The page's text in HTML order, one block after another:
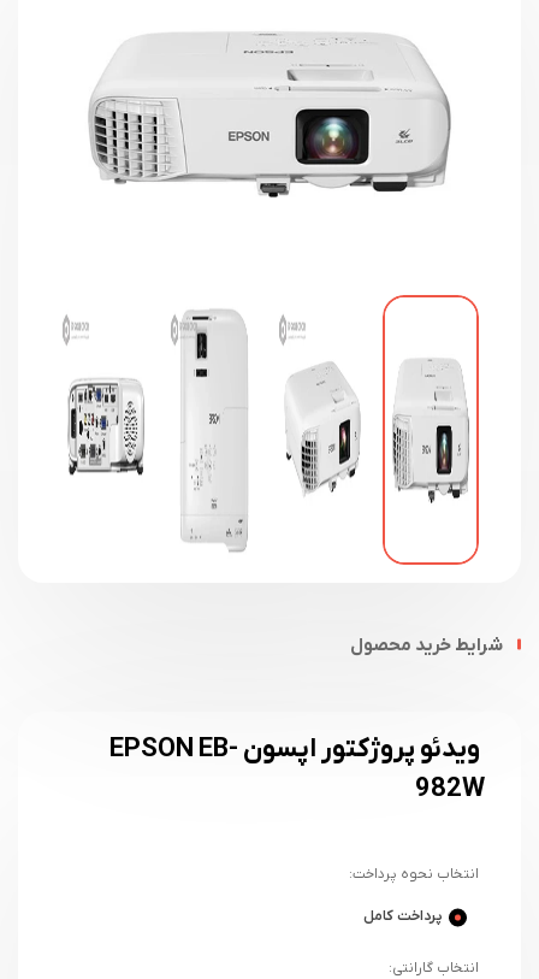
شرایط خرید محصول
ویدئو پروژکتور اپسون EPSON EB-
982W
انتخاب نحوه پرداخت:
پرداخت کامل
انتخاب گارانتی: